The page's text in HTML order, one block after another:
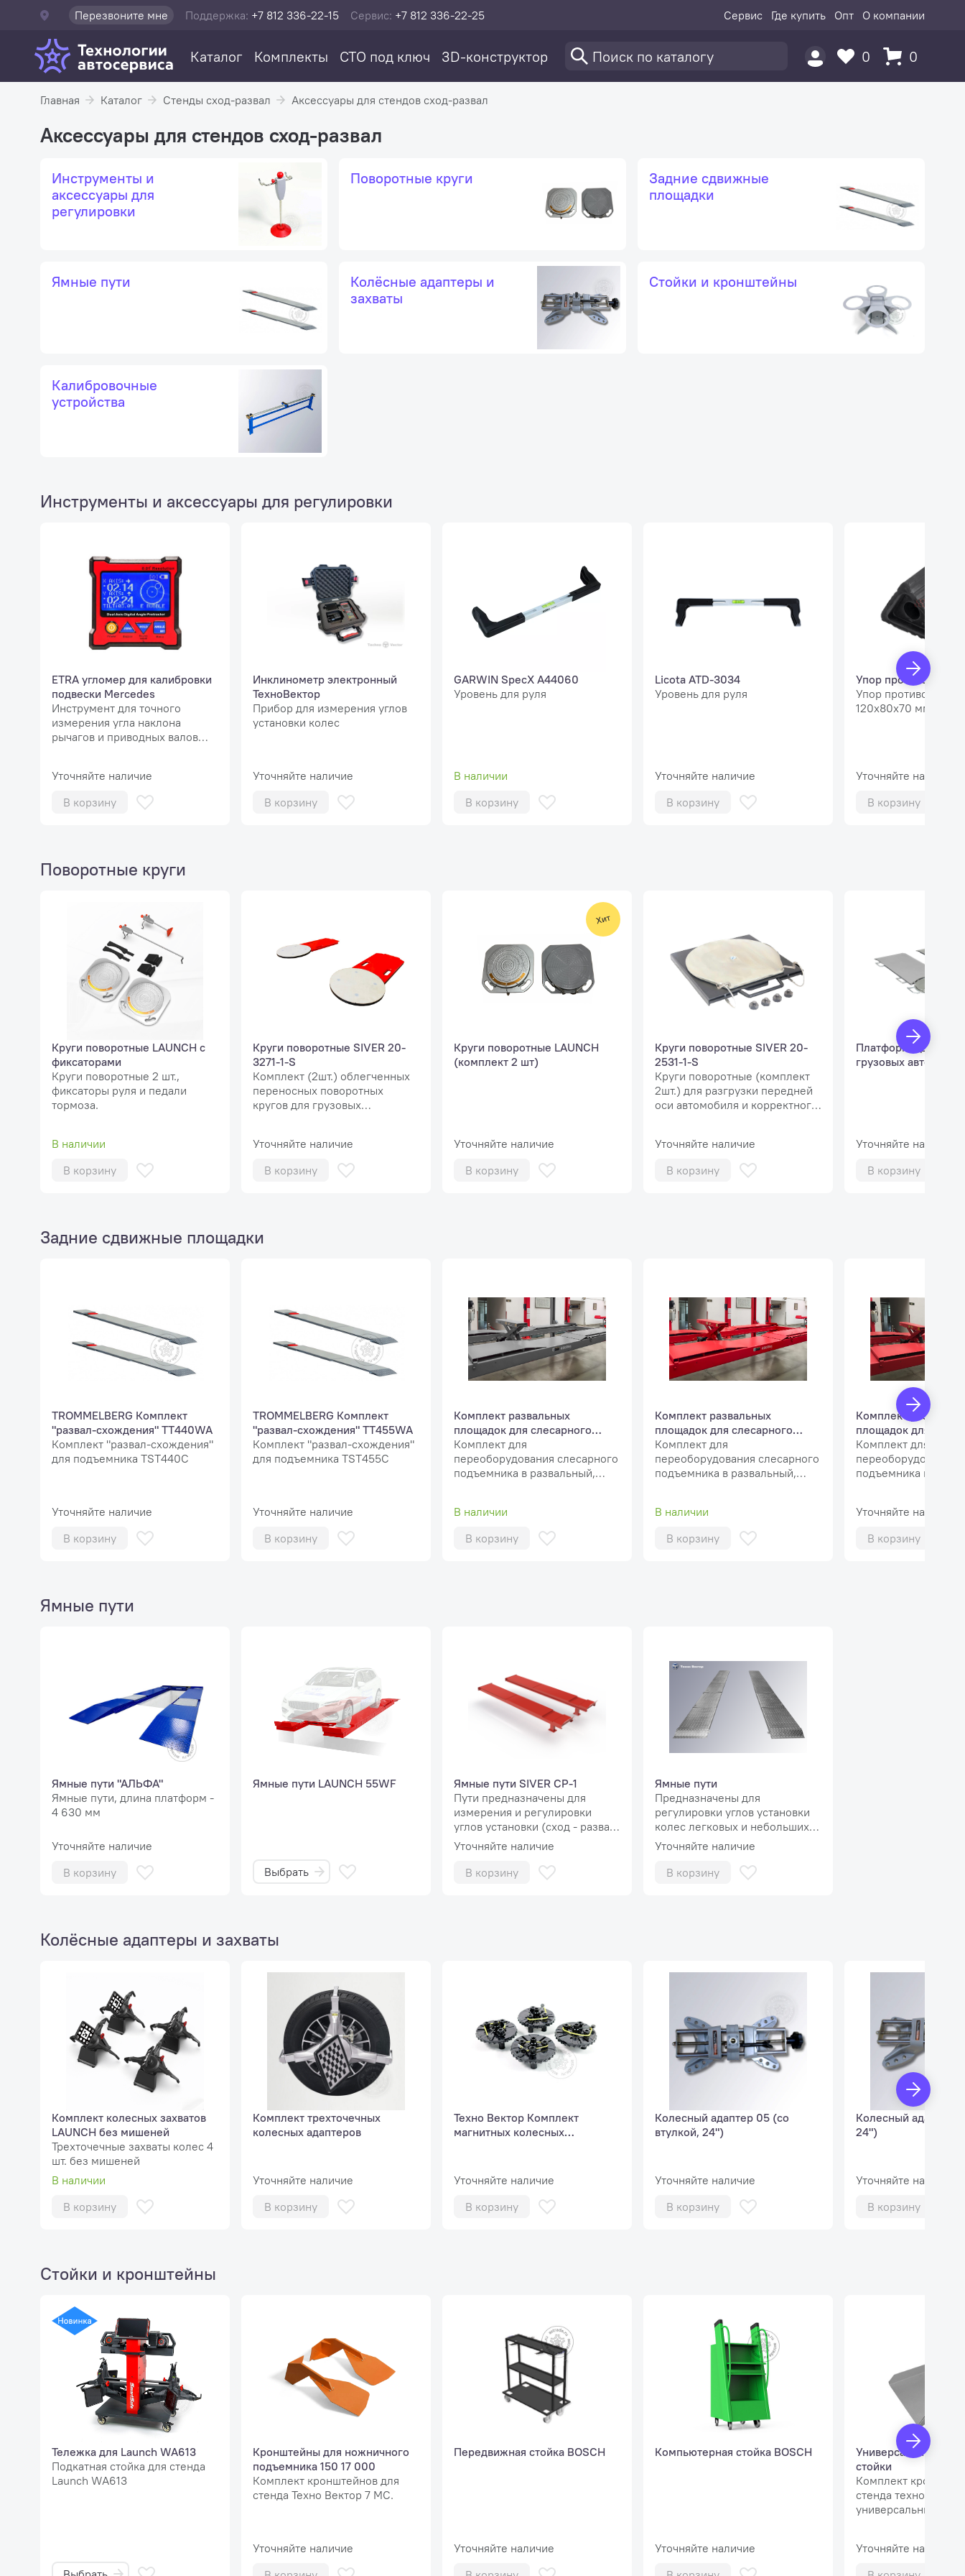
Перезвоните мне Поддержка: +7 812 336-22-15 Сервис: +7 812 336-22-25 Сервис Где купить Опт О компании
Каталог Комплекты СТО под ключ 3D-конструктор 0 0
Главная Каталог Стенды сход-развал Аксессуары для стендов сход-развал
Аксессуары для стендов сход-развал
Инструменты и
аксессуары для
регулировки
Поворотные круги
Задние сдвижные
площадки
Ямные пути
Колёсные адаптеры и
захваты
Стойки и кронштейны
Калибровочные
устройства
Инструменты и аксессуары для регулировки
ETRA угломер для калибровки
подвески Mercedes
Инструмент для точного
измерения угла наклона
рычагов и приводных валов
Уточняйте наличие
В корзину
Инклинометр электронный
ТехноВектор
Прибор для измерения углов
установки колес
Уточняйте наличие
В корзину
GARWIN SpecX A44060
Уровень для руля
В наличии
В корзину
Licota ATD-3034
Уровень для руля
Уточняйте наличие
В корзину
Упор
Упор
120х80х70 мм
Уточняйте наличие
В корзину
Поворотные круги
Круги поворотные LAUNCH с
фиксаторами
Круги поворотные 2 шт.,
фиксаторы руля и педали
тормоза.
В наличии
В корзину
Круги поворотные SIVER 20-
3271-1-S
Комплект (2шт.) облегченных
переносных поворотных
кругов для грузовых
Уточняйте наличие
В корзину
Круги поворотные LAUNCH
(комплект 2 шт)
Уточняйте наличие
В корзину
Круги поворотные SIVER 20-
2531-1-S
Круги поворотные (комплект
2шт.) для разгрузки передней
оси автомобиля и корректного
автомобилей..
Уточняйте наличие
В корзину
Платформы для
грузовых
Уточняйте наличие
В корзину
Задние сдвижные площадки
TROMMELBERG Комплект
"развал-схождения" TT440WA
Комплект "развал-схождения"
для подъемника TST440C
Уточняйте наличие
В корзину
TROMMELBERG Комплект
"развал-схождения" TT455WA
Комплект "развал-схождения"
для подъемника TST455C
Уточняйте наличие
В корзину
Комплект развальных
площадок для слесарного
подъемника, ш. 550 мм серый
Комплект для
переоборудования слесарного
подъемника в развальный,
В наличии
В корзину
Комплект развальных
площадок для слесарного
подъемника, ш. 550 мм
Комплект для
переоборудования слесарного
подъемника в развальный,
В наличии
В корзину
Комплект
площадок для
подъемника, ш.
Комплект для
переоборудования
подъемника в
Уточняйте наличие
В корзину
Ямные пути
Ямные пути "АЛЬФА"
Ямные пути, длина платформ -
4 630 мм
Уточняйте наличие
В корзину
Ямные пути LAUNCH 55WF
Выбрать
Ямные пути SIVER CP-1
Пути предназначены для
измерения и регулировки
углов установки (сход - развал
или РУУК) колес легкового и
транспорта. Грузоподъемность
5т. Могут устанавливаться в
Уточняйте наличие
В корзину
Ямные пути
Предназначены для
регулировки углов установки
колес легковых и небольших
грузовых автомобилей,
горизонтально ровную
поверхность и не требуют
Уточняйте наличие
В корзину
Колёсные адаптеры и захваты
Комплект колесных захватов
LAUNCH без мишеней
Трехточечные захваты колес 4
шт. без мишеней
В наличии
В корзину
Комплект трехточечных
колесных адаптеров
Уточняйте наличие
В корзину
Техно Вектор Комплект
магнитных колесных
Уточняйте наличие
В корзину
Колесный адаптер 05 (со
втулкой, 24")
Уточняйте наличие
В корзину
Колесный адаптер
24")
Уточняйте наличие
В корзину
Стойки и кронштейны
Тележка для Launch WA613
Подкатная стойка для стенда
Launch WA613
Кронштейны для ножничного
подъемника 150 17 000
Комплект кронштейнов для
стенда Техно Вектор 7 МС.
Уточняйте наличие
Передвижная стойка BOSCH
Уточняйте наличие
Компьютерная стойка BOSCH
Уточняйте наличие
Универсальные
стойки
Комплект
стенда техно
универсальные
Уточняйте наличие